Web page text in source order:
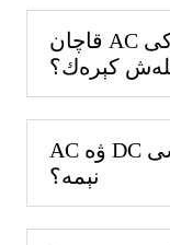
قاچان AC ياكى DC توك بىلەن
كېرەك؟
AC ۋە DC توك قۇۋۋەتلەشنىڭ پايدىسى
نېمە؟